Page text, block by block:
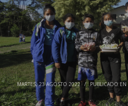
MARTES, 23 AGOSTO 2022 / PUBLICADO EN